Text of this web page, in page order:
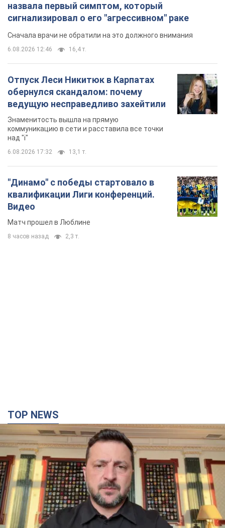
назвала первый симптом, который
сигнализировал о его "агрессивном" раке
Сначала врачи не обратили на это должного внимания
6.08.2026 12:46 16,4 т.
Отпуск Леси Никитюк в Карпатах
обернулся скандалом: почему
ведущую несправедливо захейтили
Знаменитость вышла на прямую
коммуникацию в сети и расставила все точки
над "i"
6.08.2026 17:32 13,1 т.
"Динамо" с победы стартовало в
квалификации Лиги конференций.
Видео
Матч прошел в Люблине
8 часов назад 2,3 т.
TOP NEWS